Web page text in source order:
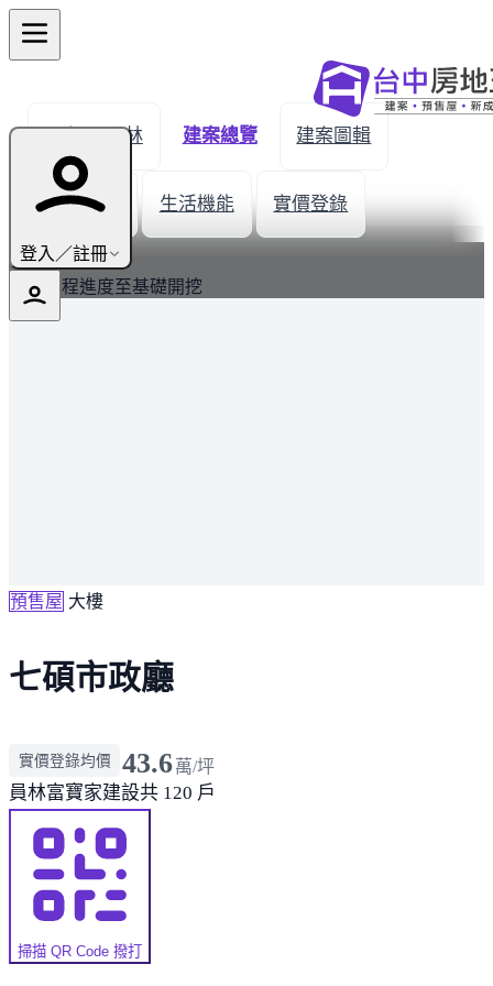
登入／註冊
← 返回員林 建案總覽 建案圖輯
建材設備 生活機能 實價登錄
最新
建案工程進度至基礎開挖
預售屋 大樓
七碩市政廳
實價登錄均價 43.6萬/坪
員林富寶家建設共 120 戶
掃描 QR Code 撥打